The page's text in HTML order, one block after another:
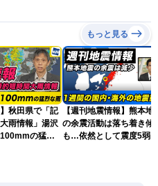
もっと見る
】秋田県で「記
雨情報」湯沢
の猛烈
【週刊地震情報】熊本地
の余震活動は落ち着き傾
も…依然として震度5弱警